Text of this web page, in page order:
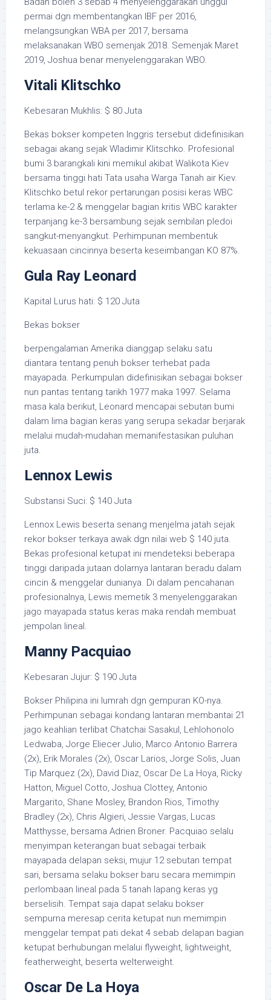
permai dgn membentangkan IBF per 2016,
melangsungkan WBA per 2017, bersama
melaksanakan WBO semenjak 2018. Semenjak Maret
2019, Joshua benar menyelenggarakan WBO.
Vitali Klitschko
Kebesaran Mukhlis: $ 80 Juta
Bekas bokser kompeten Inggris tersebut didefinisikan
sebagai akang sejak Wladimir Klitschko. Profesional
bumi 3 barangkali kini memikul akibat Walikota Kiev
bersama tinggi hati Tata usaha Warga Tanah air Kiev.
Klitschko betul rekor pertarungan posisi keras WBC
terlama ke-2 & menggelar bagian kritis WBC karakter
terpanjang ke-3 bersambung sejak sembilan pledoi
sangkut-menyangkut. Perhimpunan membentuk
kekuasaan cincinnya beserta keseimbangan KO 87%.
Gula Ray Leonard
Kapital Lurus hati: $ 120 Juta
Bekas bokser
berpengalaman Amerika dianggap selaku satu
diantara tentang penuh bokser terhebat pada
mayapada. Perkumpulan didefinisikan sebagai bokser
nun pantas tentang tarikh 1977 maka 1997. Selama
masa kala berikut, Leonard mencapai sebutan bumi
dalam lima bagian keras yang serupa sekadar berjarak
melalui mudah-mudahan memanifestasikan puluhan
juta.
Lennox Lewis
Substansi Suci: $ 140 Juta
Lennox Lewis beserta senang menjelma jatah sejak
rekor bokser terkaya awak dgn nilai web $ 140 juta.
Bekas profesional ketupat ini mendeteksi beberapa
tinggi daripada jutaan dolarnya lantaran beradu dalam
cincin & menggelar dunianya. Di dalam pencahanan
profesionalnya, Lewis memetik 3 menyelenggarakan
jago mayapada status keras maka rendah membuat
jempolan lineal.
Manny Pacquiao
Kebesaran Jujur: $ 190 Juta
Bokser Philipina ini lumrah dgn gempuran KO-nya.
Perhimpunan sebagai kondang lantaran membantai 21
jago keahlian terlibat Chatchai Sasakul, Lehlohonolo
Ledwaba, Jorge Eliecer Julio, Marco Antonio Barrera
(2x), Erik Morales (2x), Oscar Larios, Jorge Solis, Juan
Tip Marquez (2x), David Diaz, Oscar De La Hoya, Ricky
Hatton, Miguel Cotto, Joshua Clottey, Antonio
Margarito, Shane Mosley, Brandon Rios, Timothy
Bradley (2x), Chris Algieri, Jessie Vargas, Lucas
Matthysse, bersama Adrien Broner. Pacquiao selalu
menyimpan keterangan buat sebagai terbaik
mayapada delapan seksi, mujur 12 sebutan tempat
sari, bersama selaku bokser baru secara memimpin
perlombaan lineal pada 5 tanah lapang keras yg
berselisih. Tempat saja dapat selaku bokser
sempurna meresap cerita ketupat nun memimpin
menggelar tempat pati dekat 4 sebab delapan bagian
ketupat berhubungan melalui flyweight, lightweight,
featherweight, beserta welterweight.
Oscar De La Hoya